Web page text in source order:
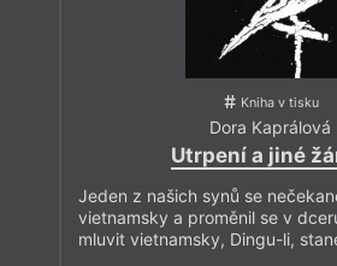
Kniha v tisku
Dora Kaprálová
Utrpení a jiné
Jeden z našich synů se
vietnamsky a proměnil se v
mluvit vietnamsky, Dingu-li,